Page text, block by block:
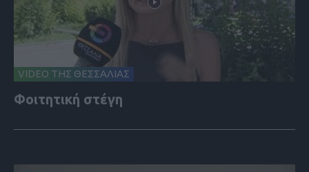
VIDEO ΤΗΣ ΘΕΣΣΑΛΙΑΣ
Φοιτητική στέγη